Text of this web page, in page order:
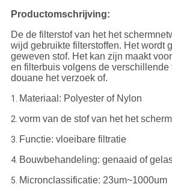
Productomschrijving:
De de filterstof van het het
wijd gebruikte filterstoffen. Het wordt
geweven stof. Het kan zijn maakt
en filterbuis volgens de verschillende
douane het verzoek of.
1. Materiaal: Polyester of Nylon
2. vorm van de stof van het het
3. Functie: vloeibare filtratie
4. Bouwbehandeling: genaaid of
5. Micronclassificatie: 23um~1000um